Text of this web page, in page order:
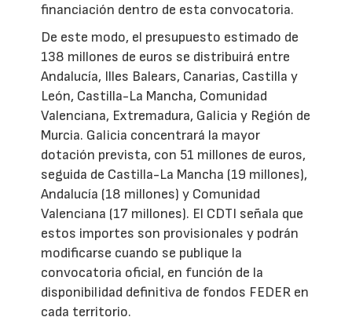
financiación dentro de esta convocatoria.
De este modo, el presupuesto estimado de
138 millones de euros se distribuirá entre
Andalucía, Illes Balears, Canarias, Castilla y
León, Castilla-La Mancha, Comunidad
Valenciana, Extremadura, Galicia y Región de
Murcia. Galicia concentrará la mayor
dotación prevista, con 51 millones de euros,
seguida de Castilla-La Mancha (19 millones),
Andalucía (18 millones) y Comunidad
Valenciana (17 millones). El CDTI señala que
estos importes son provisionales y podrán
modificarse cuando se publique la
convocatoria oficial, en función de la
disponibilidad definitiva de fondos FEDER en
cada territorio.